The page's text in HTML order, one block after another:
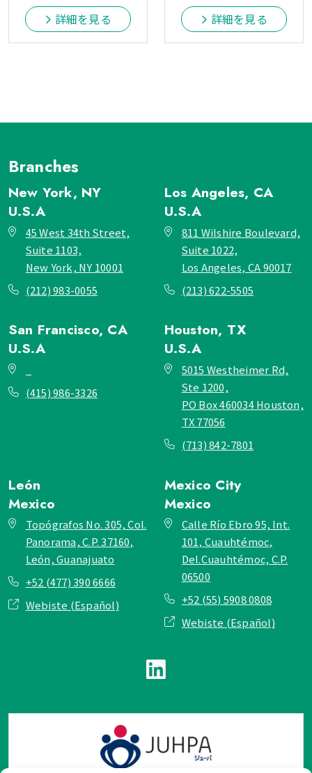
詳細を見る 詳細を見る
Branches
New York, NY
U.S.A
45 West 34th Street,
Suite 1103,
New York, NY 10001
(212) 983-0055
Los Angeles, CA
U.S.A
811 Wilshire Boulevard,
Suite 1022,
Los Angeles, CA 90017
(213) 622-5505
San Francisco, CA
U.S.A
(415) 986-3326
Houston, TX
U.S.A
5015 Westheimer Rd,
Ste 1200,
PO Box 460034 Houston,
TX 77056
(713) 842-7801
León
Mexico
Topógrafos No. 305, Col.
Panorama, C.P. 37160,
León, Guanajuato
+52 (477) 390 6666
Webiste (Español)
Mexico City
Mexico
Calle Río Ebro 95, Int.
101, Cuauhtémoc,
Del.Cuauhtémoc, C.P.
06500
+52 (55) 5908 0808
Webiste (Español)